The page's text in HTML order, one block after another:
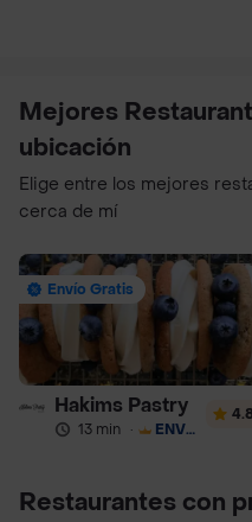
Mejores
ubicación
Elige entre los mejores
cerca de mí
Envío Gratis
Hakims Pastry
13 min · ENVÍO GRATIS
Restaurantes con